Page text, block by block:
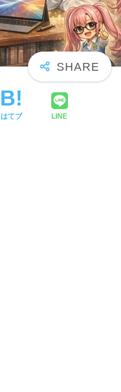
はてブ LINE